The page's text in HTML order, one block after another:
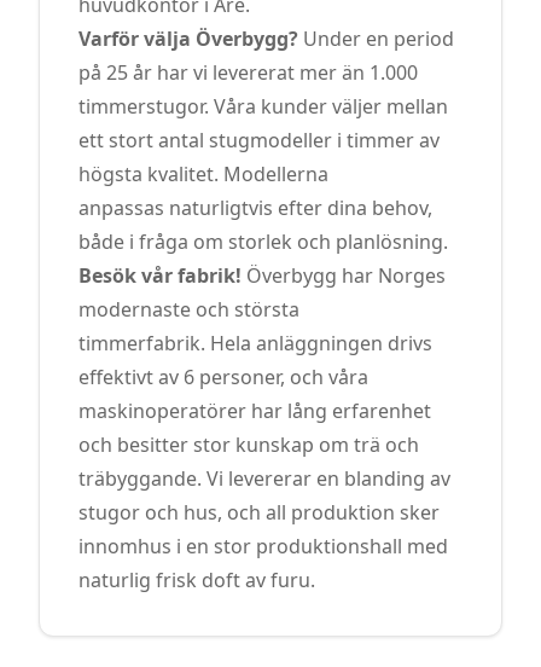
Varför välja Överbygg? Under en period
på 25 år har vi levererat mer än 1.000
timmerstugor. Våra kunder väljer mellan
ett stort antal stugmodeller i timmer av
högsta kvalitet. Modellerna
anpassas naturligtvis efter dina behov,
både i fråga om storlek och planlösning.
Besök vår fabrik! Överbygg har Norges
modernaste och största
timmerfabrik. Hela anläggningen drivs
effektivt av 6 personer, och våra
maskinoperatörer har lång erfarenhet
och besitter stor kunskap om trä och
träbyggande. Vi levererar en blanding av
stugor och hus, och all produktion sker
innomhus i en stor produktionshall med
naturlig frisk doft av furu.